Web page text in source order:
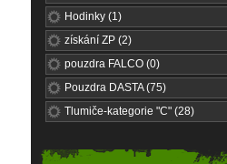
Hodinky (1)
získání ZP (2)
pouzdra FALCO (0)
Pouzdra DASTA (75)
Tlumiče-kategorie "C" (28)